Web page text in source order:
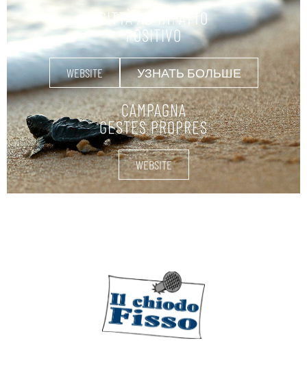
CITTÀ AD IMPATTO
POSITIVO
WEBSITE УЗНАТЬ БОЛЬШЕ
CAMPAGNA
GESTES PROPRES
WEBSITE